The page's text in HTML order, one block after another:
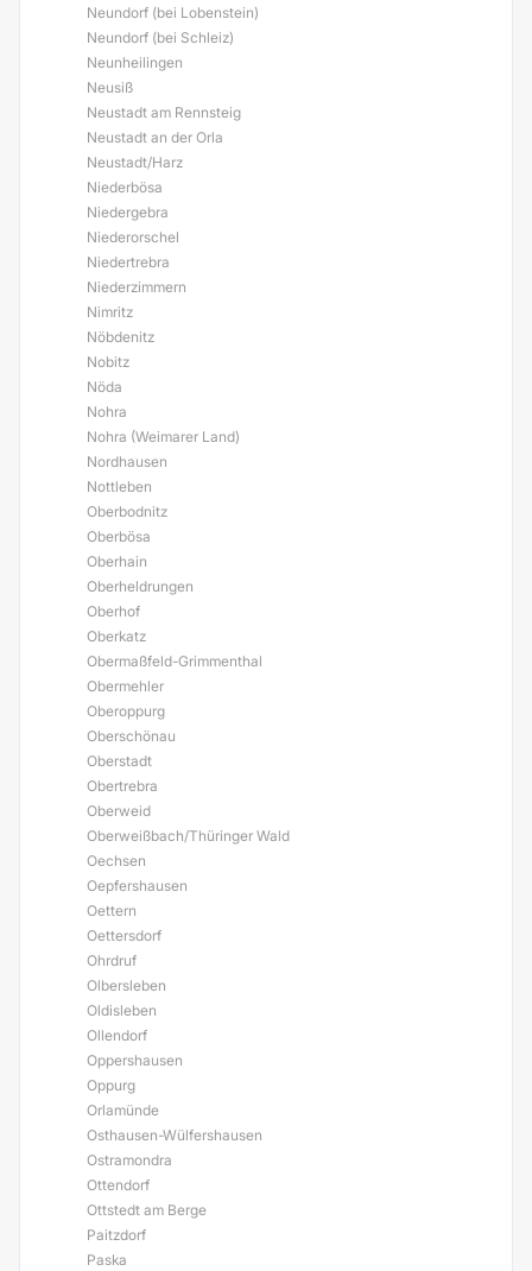
Neundorf (bei Lobenstein)
Neundorf (bei Schleiz)
Neunheilingen
Neusiß
Neustadt am Rennsteig
Neustadt an der Orla
Neustadt/Harz
Niederbösa
Niedergebra
Niederorschel
Niedertrebra
Niederzimmern
Nimritz
Nöbdenitz
Nobitz
Nöda
Nohra
Nohra (Weimarer Land)
Nordhausen
Nottleben
Oberbodnitz
Oberbösa
Oberhain
Oberheldrungen
Oberhof
Oberkatz
Obermaßfeld-Grimmenthal
Obermehler
Oberoppurg
Oberschönau
Oberstadt
Obertrebra
Oberweid
Oberweißbach/Thüringer Wald
Oechsen
Oepfershausen
Oettern
Oettersdorf
Ohrdruf
Olbersleben
Oldisleben
Ollendorf
Oppershausen
Oppurg
Orlamünde
Osthausen-Wülfershausen
Ostramondra
Ottendorf
Ottstedt am Berge
Paitzdorf
Paska